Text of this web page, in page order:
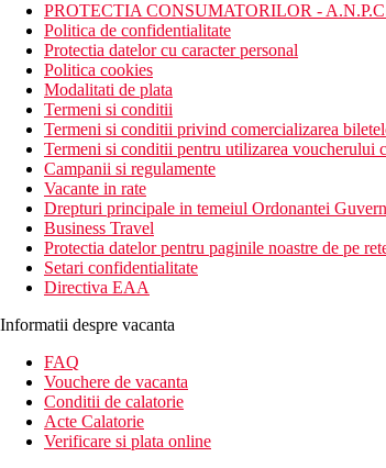
PROTECTIA CONSUMATORILOR -
Politica de confidentialitate
Protectia datelor cu caracter personal
Politica cookies
Modalitati de plata
Termeni si conditii
Termeni si conditii privind comercializarea
Termeni si conditii pentru utilizarea voucherului
Campanii si regulamente
Vacante in rate
Drepturi principale in temeiul Ordonantei
Business Travel
Protectia datelor pentru paginile noastre de pe
Setari confidentialitate
Directiva EAA
Informatii despre vacanta
FAQ
Vouchere de vacanta
Conditii de calatorie
Acte Calatorie
Verificare si plata online